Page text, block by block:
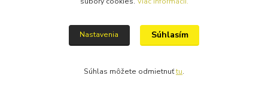
Nastavenia Súhlasím
Súhlas môžete odmietnuťtu.